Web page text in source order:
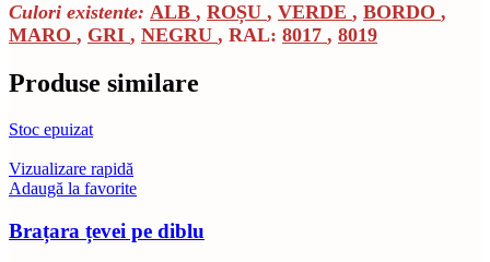
Culori existente: ALB , ROȘU , VERDE , BORDO ,
MARO , GRI , NEGRU , RAL: 8017 , 8019
Produse similare
Stoc epuizat
Vizualizare rapidă
Adaugă la favorite
Brațara țevei pe diblu